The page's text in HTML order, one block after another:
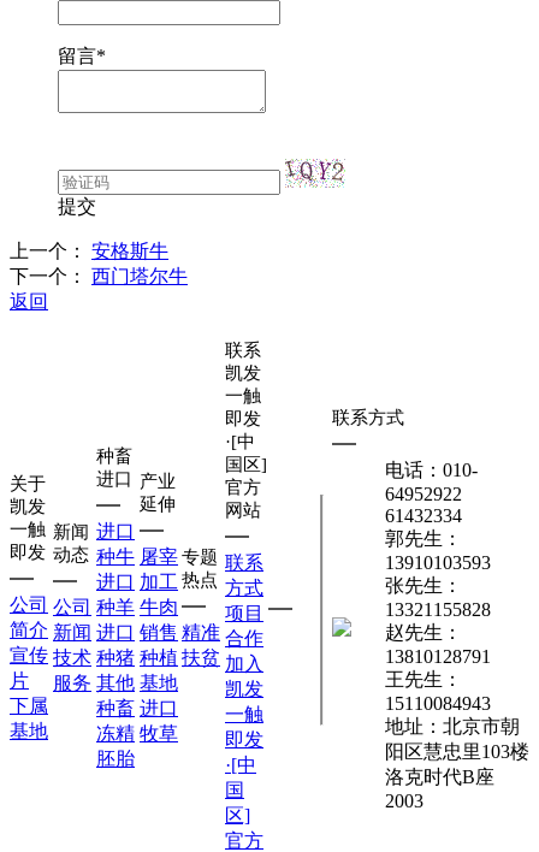
留言*
提交
上一个： 安格斯牛
下一个： 西门塔尔牛
返回
关于
凯发
一触
即发
公司
简介
宣传
片
下属
基地
新闻
动态
公司
新闻
技术
服务
种畜
进口
进口
种牛
进口
种羊
进口
种猪
其他
种畜
冻精
胚胎
产业
延伸
屠宰
加工
牛肉
销售
种植
基地
进口
牧草
专题
热点
精准
扶贫
联系
凯发
一触
即发
·[中
国区]
官方
网站
联系
方式
项目
合作
加入
凯发
一触
即发
·[中
国
区]
官方
联系方式
电话：010-
64952922
61432334
郭先生：
13910103593
张先生：
13321155828
赵先生：
13810128791
王先生：
15110084943
地址：北京市朝
阳区慧忠里103楼
洛克时代B座
2003